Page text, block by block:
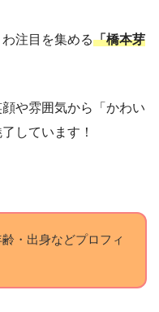
注目を集める「橋本芽
や雰囲気から「かわい
しています！
・出身などプロフィ